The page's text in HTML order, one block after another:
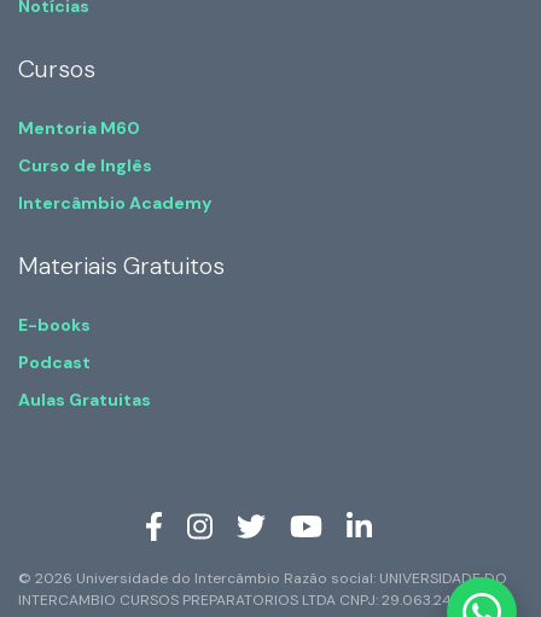
Notícias
Cursos
Mentoria M60
Curso de Inglês
Intercâmbio Academy
Materiais Gratuitos
E-books
Podcast
Aulas Gratuitas
© 2026 Universidade do Intercâmbio Razão social: UNIVERSIDADE DO
INTERCAMBIO CURSOS PREPARATORIOS LTDA CNPJ: 29.063.247/0001-